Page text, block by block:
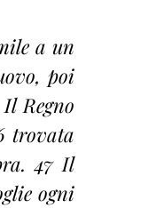
a un
poi
Regno
trovata
47 Il
ogni